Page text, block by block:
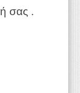
σας .